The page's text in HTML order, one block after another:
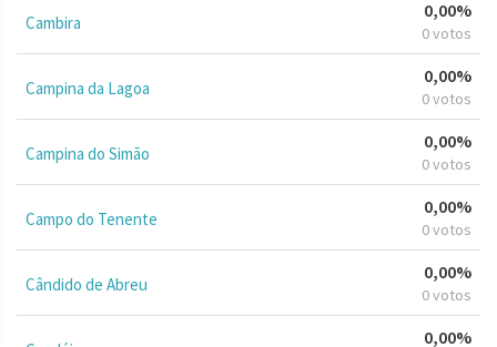
Cambira
0,00%
0 votos
Campina da Lagoa
0,00%
0 votos
Campina do Simão
0,00%
0 votos
Campo do Tenente
0,00%
0 votos
Cândido de Abreu
0,00%
0 votos
0,00%